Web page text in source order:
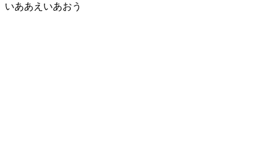
いああえいあおう